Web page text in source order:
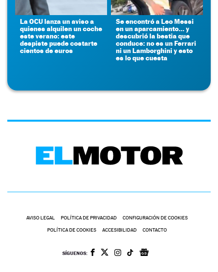
La OCU lanza un aviso a
quienes alquilen un coche
este verano: este
despiste puede costarte
cientos de euros
Se encontró a Leo Messi
en un aparcamiento... y
descubrió la bestia que
conduce: no es un Ferrari
ni un Lamborghini y esto
es lo que cuesta
AVISO LEGAL POLÍTICA DE PRIVACIDAD CONFIGURACIÓN DE COOKIES
POLÍTICA DE COOKIES ACCESIBILIDAD CONTACTO
SÍGUENOS: